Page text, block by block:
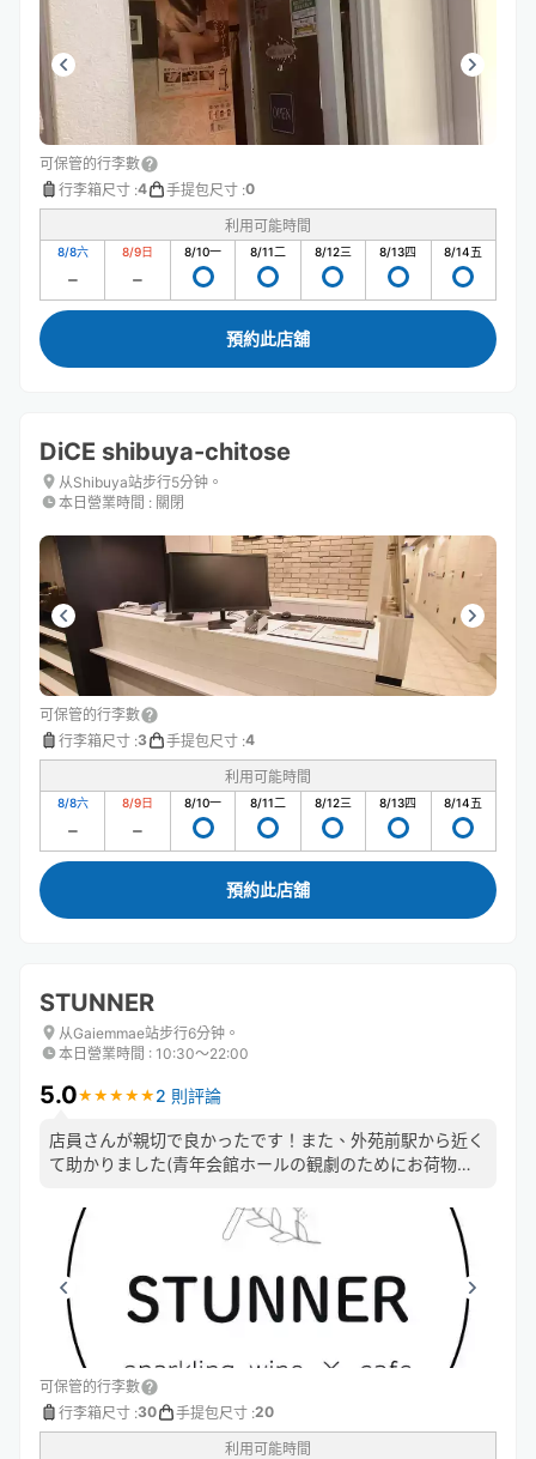
可保管的行李數
行李箱尺寸 :4 手提包尺寸 :0
利用可能時間
8/8六 8/9日 8/10一 8/11二 8/12三 8/13四 8/14五
預約此店舖
DiCE shibuya-chitose
从Shibuya站步行5分钟。
本日營業時間 : 關閉
可保管的行李數
行李箱尺寸 :3 手提包尺寸 :4
利用可能時間
8/8六 8/9日 8/10一 8/11二 8/12三 8/13四 8/14五
預約此店舖
STUNNER
从Gaiemmae站步行6分钟。
本日營業時間 : 10:30〜22:00
5.0★ ★ ★ ★ ★
★ ★ ★ ★ ★ 2 則評論
店員さんが親切で良かったです！また、外苑前駅から近く
て助かりました(青年会館ホールの観劇のためにお荷物を
トでホッと出来て良かったです💮
可保管的行李數
行李箱尺寸 :30 手提包尺寸 :20
利用可能時間